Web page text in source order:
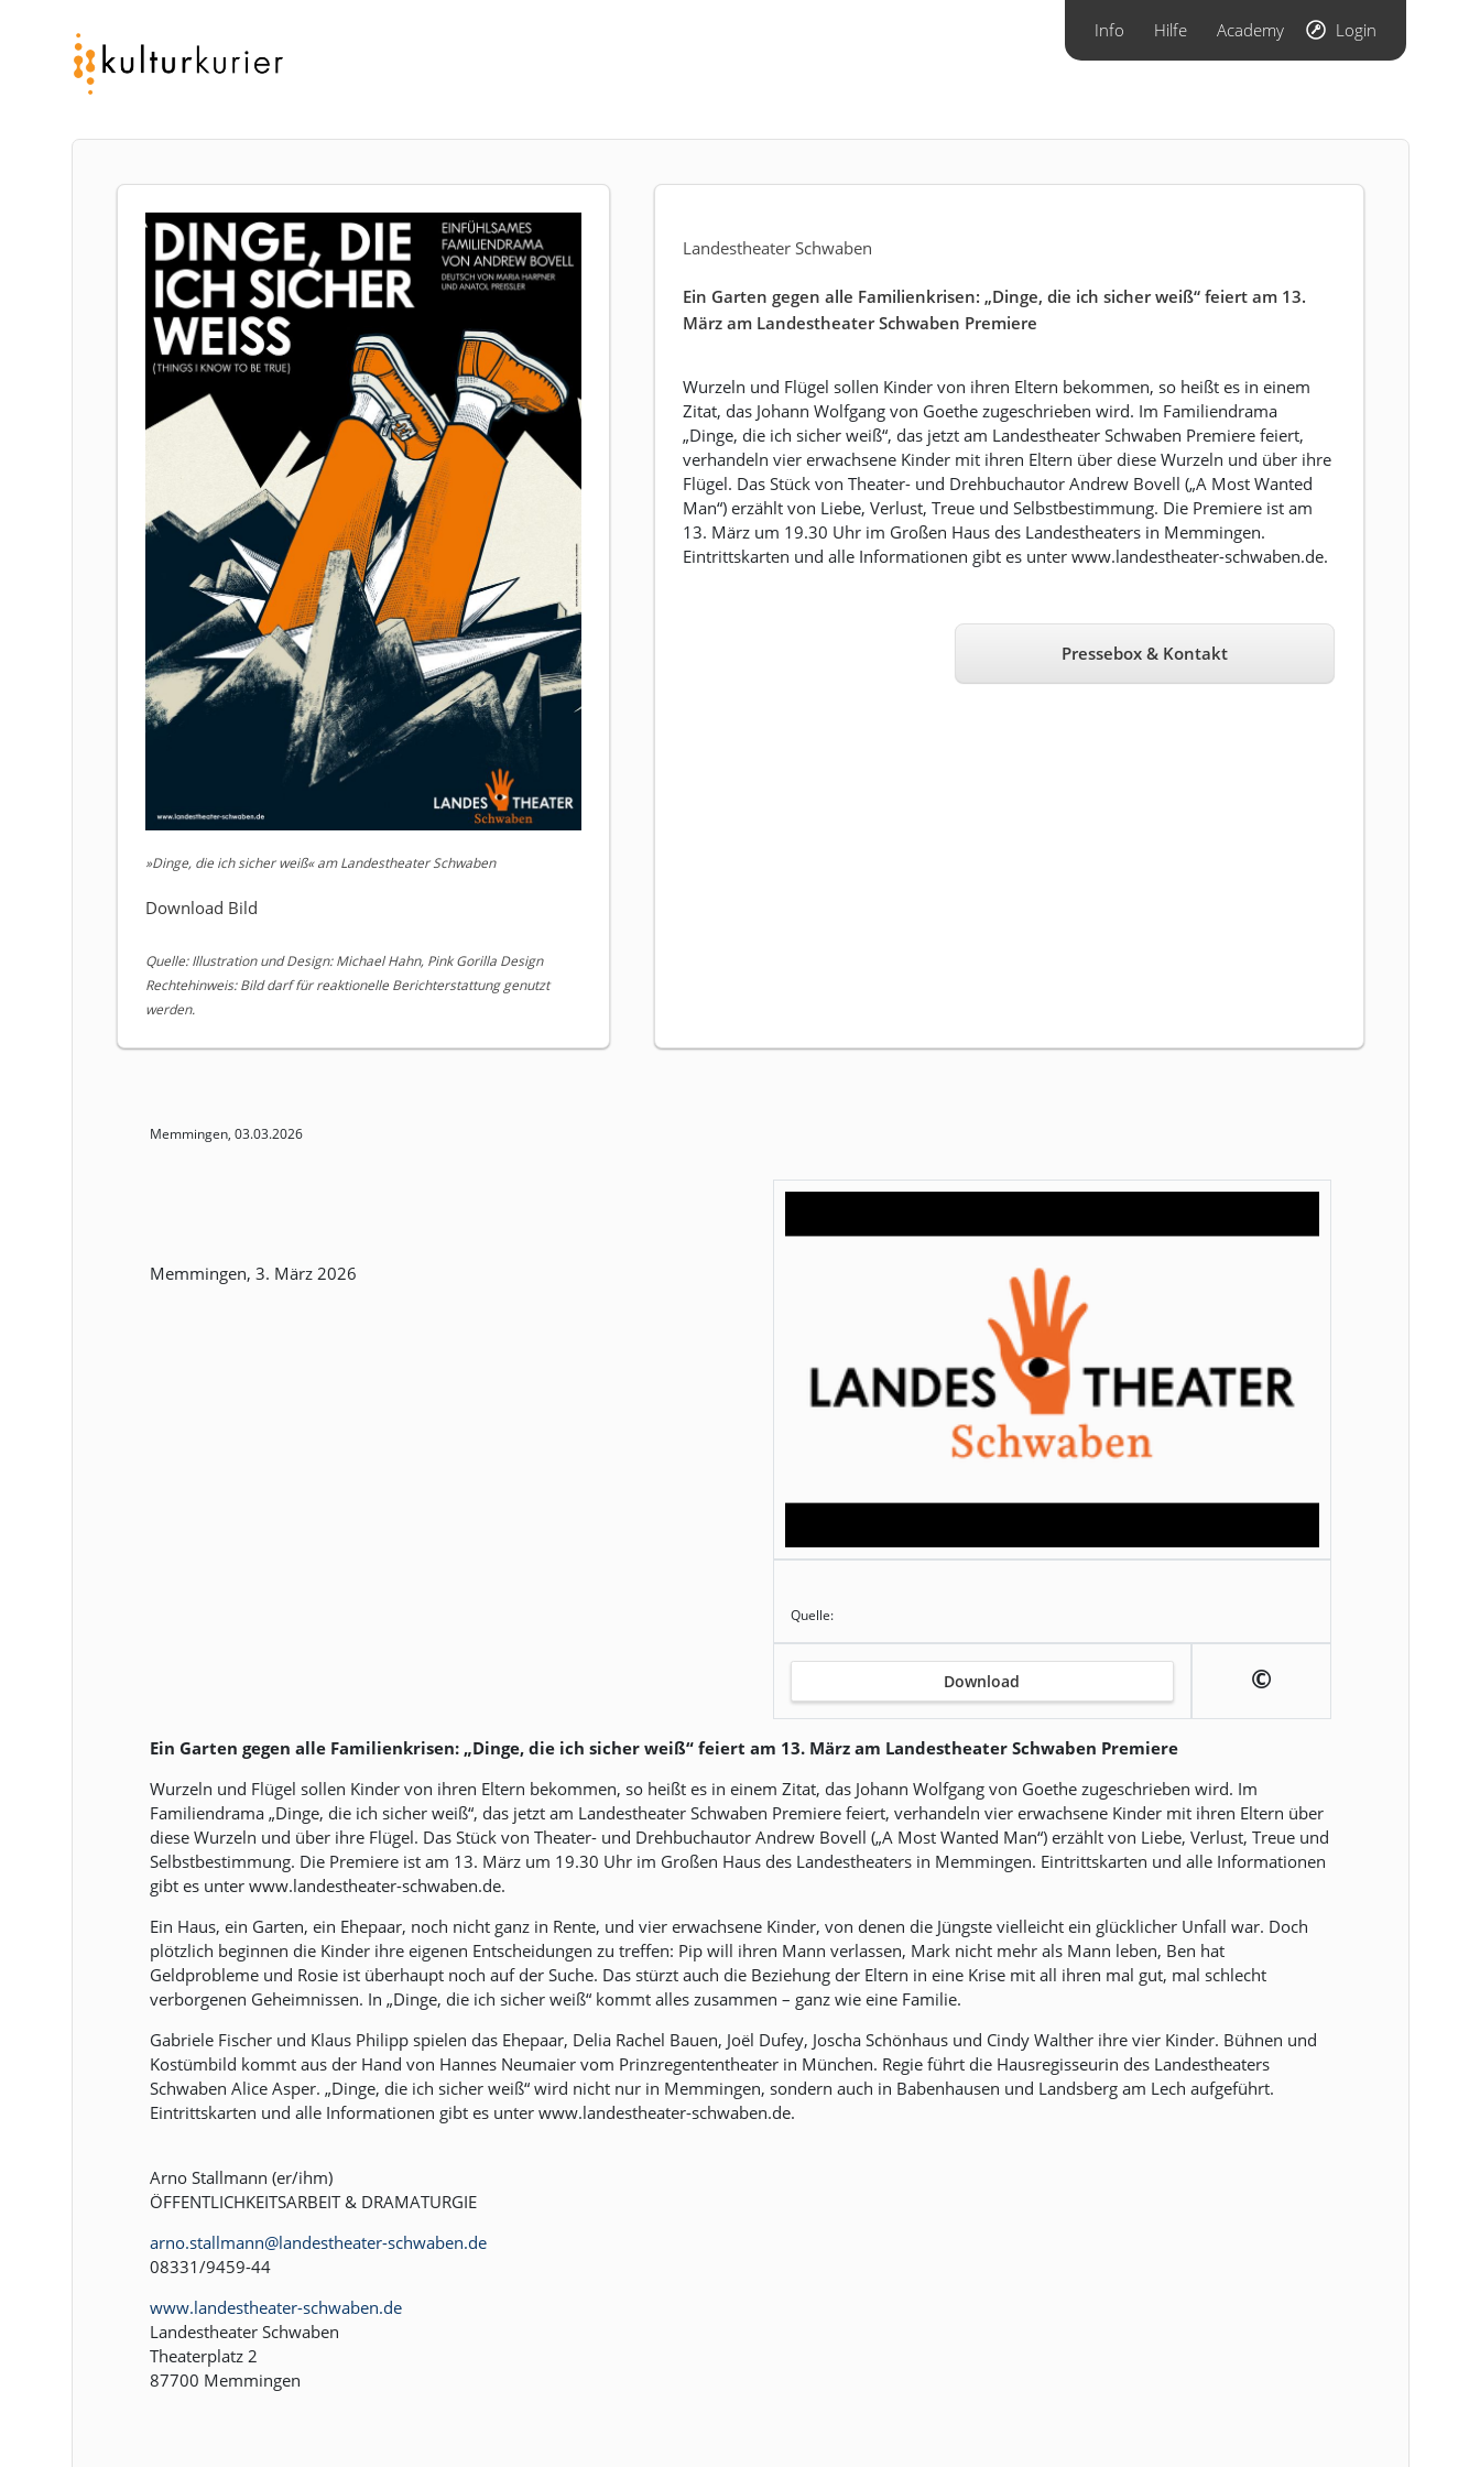
Info Hilfe Academy Login
»Dinge, die ich sicher weiß« am Landestheater Schwaben
Download Bild
Quelle: Illustration und Design: Michael Hahn, Pink Gorilla Design
Rechtehinweis: Bild darf für reaktionelle Berichterstattung genutzt
werden.
Landestheater Schwaben
Ein Garten gegen alle Familienkrisen: „Dinge, die ich sicher weiß“ feiert am 13.
März am Landestheater Schwaben Premiere
Wurzeln und Flügel sollen Kinder von ihren Eltern bekommen, so heißt es in einem
Zitat, das Johann Wolfgang von Goethe zugeschrieben wird. Im Familiendrama
„Dinge, die ich sicher weiß“, das jetzt am Landestheater Schwaben Premiere feiert,
verhandeln vier erwachsene Kinder mit ihren Eltern über diese Wurzeln und über ihre
Flügel. Das Stück von Theater- und Drehbuchautor Andrew Bovell („A Most Wanted
Man“) erzählt von Liebe, Verlust, Treue und Selbstbestimmung. Die Premiere ist am
13. März um 19.30 Uhr im Großen Haus des Landestheaters in Memmingen.
Eintrittskarten und alle Informationen gibt es unter www.landestheater-schwaben.de.
Pressebox & Kontakt
Memmingen, 03.03.2026
Memmingen, 3. März 2026
Quelle:
Download ©
Ein Garten gegen alle Familienkrisen: „Dinge, die ich sicher weiß“ feiert am 13. März am Landestheater Schwaben Premiere
Wurzeln und Flügel sollen Kinder von ihren Eltern bekommen, so heißt es in einem Zitat, das Johann Wolfgang von Goethe zugeschrieben wird. Im
Familiendrama „Dinge, die ich sicher weiß“, das jetzt am Landestheater Schwaben Premiere feiert, verhandeln vier erwachsene Kinder mit ihren Eltern über
diese Wurzeln und über ihre Flügel. Das Stück von Theater- und Drehbuchautor Andrew Bovell („A Most Wanted Man“) erzählt von Liebe, Verlust, Treue und
Selbstbestimmung. Die Premiere ist am 13. März um 19.30 Uhr im Großen Haus des Landestheaters in Memmingen. Eintrittskarten und alle Informationen
gibt es unter www.landestheater-schwaben.de.
Ein Haus, ein Garten, ein Ehepaar, noch nicht ganz in Rente, und vier erwachsene Kinder, von denen die Jüngste vielleicht ein glücklicher Unfall war. Doch
plötzlich beginnen die Kinder ihre eigenen Entscheidungen zu treffen: Pip will ihren Mann verlassen, Mark nicht mehr als Mann leben, Ben hat
Geldprobleme und Rosie ist überhaupt noch auf der Suche. Das stürzt auch die Beziehung der Eltern in eine Krise mit all ihren mal gut, mal schlecht
verborgenen Geheimnissen. In „Dinge, die ich sicher weiß“ kommt alles zusammen – ganz wie eine Familie.
Gabriele Fischer und Klaus Philipp spielen das Ehepaar, Delia Rachel Bauen, Joël Dufey, Joscha Schönhaus und Cindy Walther ihre vier Kinder. Bühnen und
Kostümbild kommt aus der Hand von Hannes Neumaier vom Prinzregententheater in München. Regie führt die Hausregisseurin des Landestheaters
Schwaben Alice Asper. „Dinge, die ich sicher weiß“ wird nicht nur in Memmingen, sondern auch in Babenhausen und Landsberg am Lech aufgeführt.
Eintrittskarten und alle Informationen gibt es unter www.landestheater-schwaben.de.
Arno Stallmann (er/ihm)
ÖFFENTLICHKEITSARBEIT & DRAMATURGIE
arno.stallmann@landestheater-schwaben.de
08331/9459-44
www.landestheater-schwaben.de
Landestheater Schwaben
Theaterplatz 2
87700 Memmingen